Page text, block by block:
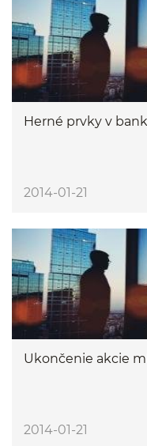
Herné prvky v
2014-01-21
Ukončenie akcie
2014-01-21